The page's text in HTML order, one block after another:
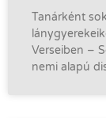
Tanárként
Verseiben –
nemi alapú